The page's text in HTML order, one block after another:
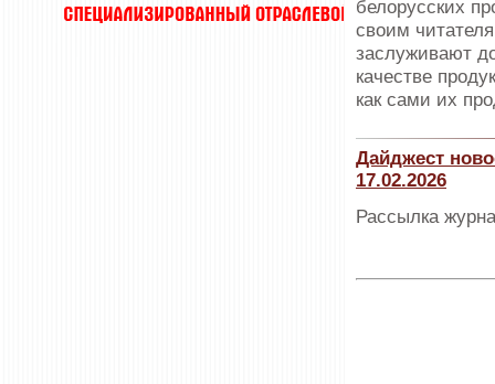
белорусских
своим
заслуживают
качестве
как сами их
Дайджест
17.02.2026
Рассылка